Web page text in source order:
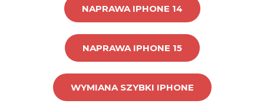
NAPRAWA IPHONE 14
NAPRAWA IPHONE 15
WYMIANA SZYBKI IPHONE